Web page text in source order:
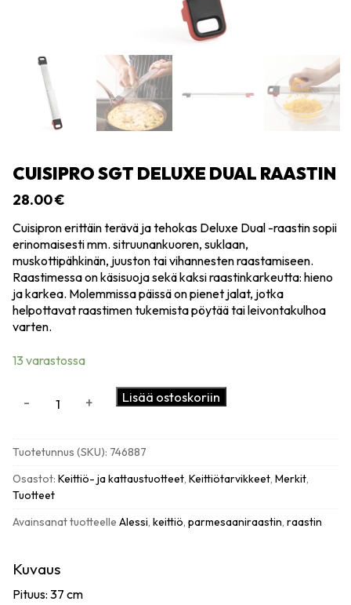
CUISIPRO SGT DELUXE DUAL RAASTIN
28.00€
Cuisipron erittäin terävä ja tehokas Deluxe Dual -raastin sopii
erinomaisesti mm. sitruunankuoren, suklaan,
muskottipähkinän, juuston tai vihannesten raastamiseen.
Raastimessa on käsisuoja sekä kaksi raastinkarkeutta: hieno
ja karkea. Molemmissa päissä on pienet jalat, jotka
helpottavat raastimen tukemista pöytää tai leivontakulhoa
varten.
13 varastossa
raastin
määrä
- + Lisää ostoskoriin
Tuotetunnus (SKU): 746887
Osastot: Keittiö- ja kattaustuotteet, Keittiötarvikkeet, Merkit,
Tuotteet
Avainsanat tuotteelle Alessi, keittiö, parmesaaniraastin, raastin
Kuvaus
Pituus: 37 cm